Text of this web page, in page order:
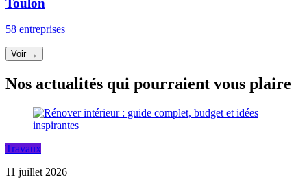
58 entreprises
Voir →
Nos actualités qui pourraient vous plaire
Travaux
11 juillet 2026